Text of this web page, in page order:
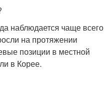
наблюдается чаще всего
на протяжении
позиции в местной
в Корее.